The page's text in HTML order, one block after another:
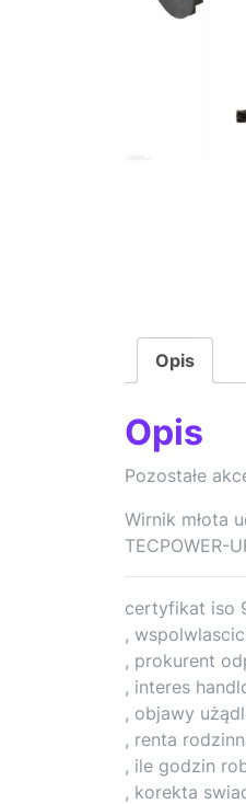
Opis
Opis
Pozostałe
Wirnik młota
TECPOWER-
certyfikat iso
,
, prokurent
, interes
, objawy
, renta
, ile godzin
, korekta